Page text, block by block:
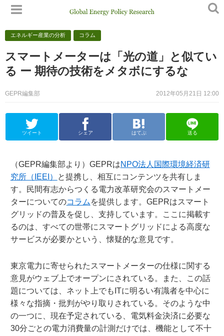
エネルギー産業の分析 コラム
スマートメーターは「光の道」と似てい
る ー 期待の技術をメタボにするな
2012年05月21日 12:00
GEPR編集部
ツイート シェア はてぶ 送る
（GEPR編集部より）GEPRはNPO法人国際環境経済研
究所（IEEI）
と提携し、相互にコンテンツを共有しま
す。民間有志からつくる電力改革研究会のスマートメー
ターについてのコラム を提供します。GEPRはスマート
グリッドの普及を促し、支持しています。ここに掲載す
るのは、すべての世帯にスマートグリッドによる高度な
サービスが必要かという、懐疑的な意見です。
東京電力に寄せられたスマートメーターの仕様に関する
意見がウェブ上でオープンにされている。また、この話
題については、ネット上でもITに明るい有識者を中心に
様々な指摘・批判がやり取りされている。そのような中
の一つに、現在予定されている、電気料金決済に必要な
30分ごとの電力消費量の計測だけでは、機能として不十